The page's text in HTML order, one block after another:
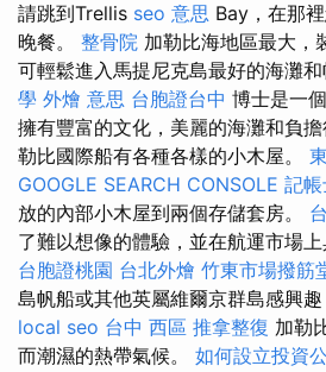
請跳到Trellis seo 意思 Bay，在那
晚餐。 整骨院 加勒比海地區最大，
可輕鬆進入馬提尼克島最好的海灘和
學 外燴 意思 台胞證台中 博士是一
擁有豐富的文化，美麗的海灘和負
勒比國際船有各種各樣的小木屋。
GOOGLE SEARCH CONSOLE 記
放的內部小木屋到兩個存儲套房。
了難以想像的體驗，並在航運市場上
台胞證桃園 台北外燴 竹東市場撥筋
島帆船或其他英屬維爾京群島感興趣
local seo 台中 西區 推拿整復 加勒
而潮濕的熱帶氣候。 如何設立投資